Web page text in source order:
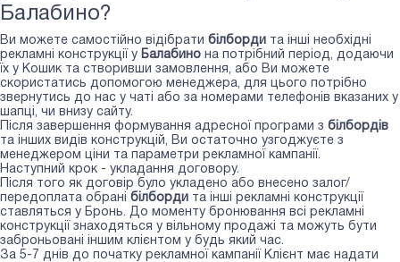
Балабино?
Ви можете самостійно відібрати білборди та інші необхідні
рекламні конструкції у Балабино на потрібний період, додаючи
їх у Кошик та створивши замовлення, або Ви можете
скористатись допомогою менеджера, для цього потрібно
звернутись до нас у чаті або за номерами телефонів вказаних у
шапці, чи внизу сайту.
Після завершення формування адресної програми з білбордів
та інших видів конструкцій, Ви остаточно узгоджуєте з
менеджером ціни та параметри рекламної кампанії.
Наступний крок - укладання договору.
Після того як договір було укладено або внесено залог/
передоплата обрані білборди та інші рекламні конструкції
ставляться у Бронь. До моменту бронювання всі рекламні
конструкції знаходяться у вільному продажі та можуть бути
заброньовані іншим клієнтом у будь який час.
За 5-7 днів до початку рекламної кампанії Клієнт має надати